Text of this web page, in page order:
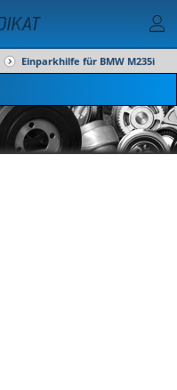
Einparkhilfe für BMW M235i